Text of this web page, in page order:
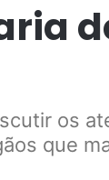
os
que